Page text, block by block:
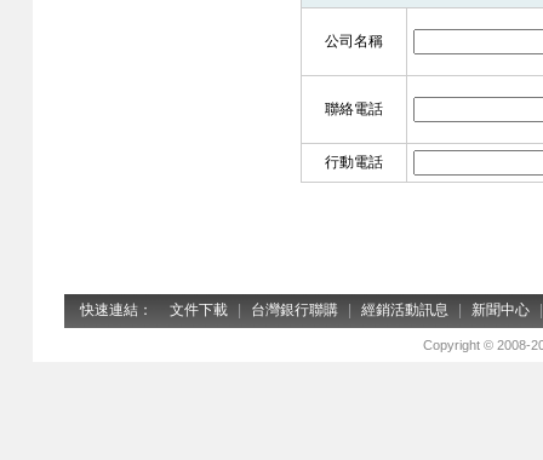
公司名稱
聯絡電話
行動電話
快速連結： 文件下載 台灣銀行聯購 經銷活動訊息 新聞中心
Copyright © 2008-